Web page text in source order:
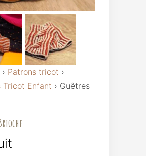
› Patrons tricot ›
Tricot Enfant › Guêtres